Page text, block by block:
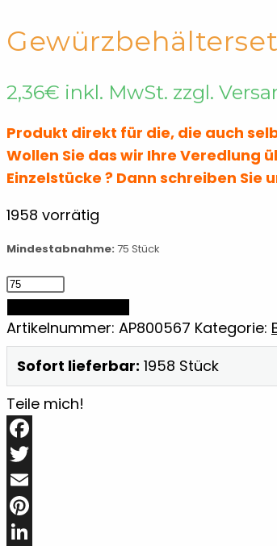
Gewürzbehälterset
2,36€ inkl. MwSt. zzgl.
Produkt direkt für die, die auch
Wollen Sie das wir Ihre Veredlung
Einzelstücke ? Dann schreiben Sie
1958 vorrätig
Mindestabnahme: 75 Stück
Gewürzbehälterset
Menge
Artikelnummer: AP800567 Kategorie:
Sofort lieferbar: 1958 Stück
Teile mich!
Facebook
Twitter
Email
Pinterest